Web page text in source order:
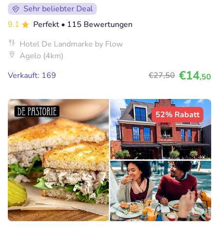
Sehr beliebter Deal
9.1
Perfekt • 115 Bewertungen
Hotel De Landmarke by Flow
Agelo (4km)
Verkauft: 169
€27,50 €14,50
52% Rabatt